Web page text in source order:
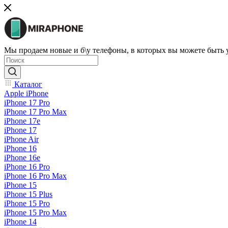
Мы продаем новые и б\у телефоны, в которых вы можете быть
Каталог
Apple iPhone
iPhone 17 Pro
iPhone 17 Pro Max
iPhone 17e
iPhone 17
iPhone Air
iPhone 16
iPhone 16e
iPhone 16 Pro
iPhone 16 Pro Max
iPhone 15
iPhone 15 Plus
iPhone 15 Pro
iPhone 15 Pro Max
iPhone 14